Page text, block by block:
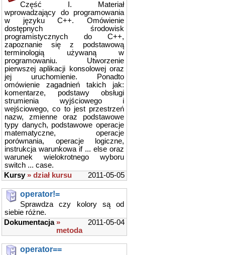
Część I. Materiał
wprowadzający do programowania
w języku C++. Omówienie
dostępnych środowisk
programistycznych do C++,
zapoznanie się z podstawową
terminologią używaną w
programowaniu. Utworzenie
pierwszej aplikacji konsolowej oraz
jej uruchomienie. Ponadto
omówienie zagadnień takich jak:
komentarze, podstawy obsługi
strumienia wyjściowego i
wejściowego, co to jest przestrzeń
nazw, zmienne oraz podstawowe
typy danych, podstawowe operacje
matematyczne, operacje
porównania, operacje logiczne,
instrukcja warunkowa if ... else oraz
warunek wielokrotnego wyboru
switch ... case.
2011-05-05
Kursy » dział kursu
operator!=
Sprawdza czy kolory są od
siebie różne.
2011-05-04
Dokumentacja »
metoda
operator==